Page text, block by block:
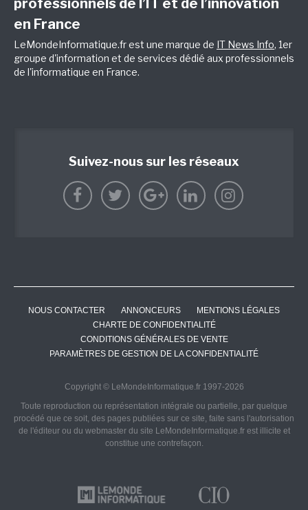
professionnels de l’IT et de l’innovation
en France
LeMondeInformatique.fr est une marque de IT News Info, 1er
groupe d'information et de services dédié aux professionnels
de l'informatique en France.
Suivez-nous sur les réseaux
NOUS CONTACTER ANNONCEURS
MENTIONS LÉGALES
CHARTE DE CONFIDENTIALITÉ
CONDITIONS GÉNÉRALES DE VENTE
PARAMÈTRES DE GESTION DE LA CONFIDENTIALITÉ
Copyright © LeMondeInformatique.fr 1997-2026
Toute reproduction ou représentation intégrale ou partielle, par quelque
procédé que ce soit, des pages publiées sur ce site, faite sans l'autorisation
de l'éditeur ou du webmaster du site LeMondeInformatique.fr est illicite et
constitue une contrefaçon.